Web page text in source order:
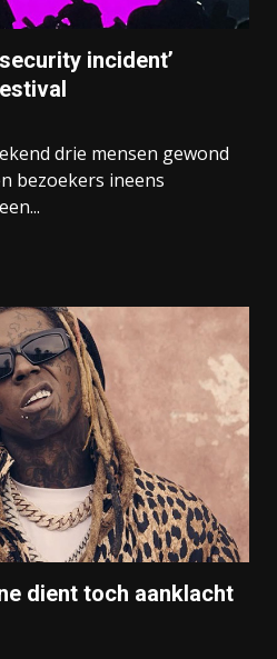
incident’
drie mensen gewond
bezoekers ineens
dient toch aanklacht